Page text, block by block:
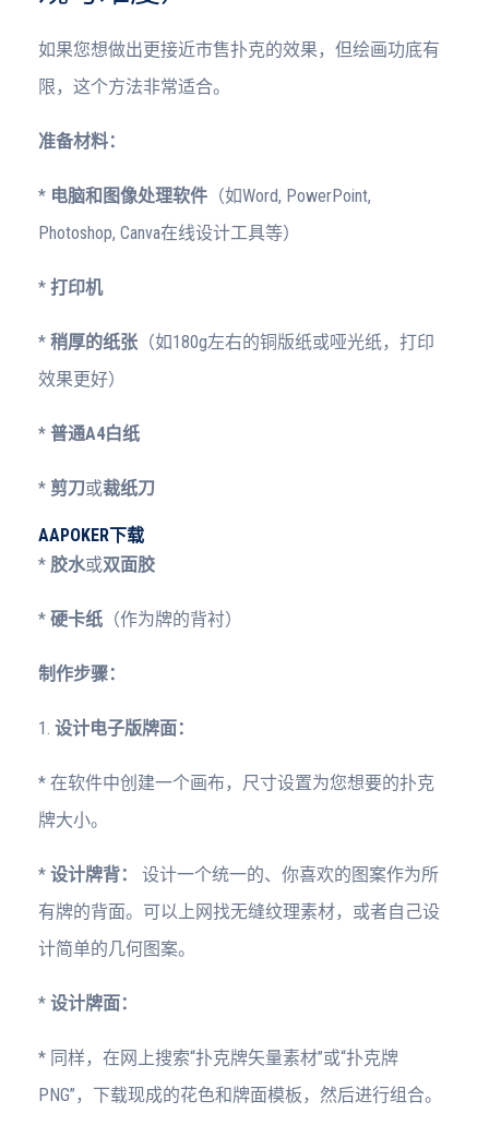
如果您想做出更接近市售扑克的效果，但绘画功底有
限，这个方法非常适合。
准备材料：
* 电脑和图像处理软件 （如Word, PowerPoint,
Photoshop, Canva在线设计工具等）
* 打印机
* 稍厚的纸张 （如180g左右的铜版纸或哑光纸，打印
效果更好）
* 普通A4白纸
* 剪刀或裁纸刀
AAPOKER下载
* 胶水或双面胶
* 硬卡纸 （作为牌的背衬）
制作步骤：
1. 设计电子版牌面：
* 在软件中创建一个画布，尺寸设置为您想要的扑克
牌大小。
* 设计牌背：
设计一个统一的、你喜欢的图案作为所
有牌的背面。可以上网找无缝纹理素材，或者自己设
计简单的几何图案。
* 设计牌面：
* 同样，在网上搜索“扑克牌矢量素材”或“扑克牌
PNG”，下载现成的花色和牌面模板，然后进行组合。